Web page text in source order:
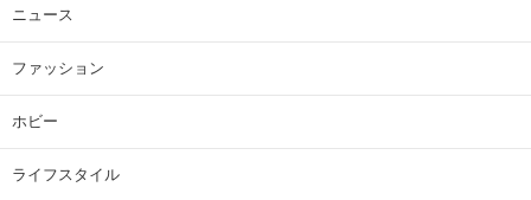
ニュース
ファッション
ホビー
ライフスタイル